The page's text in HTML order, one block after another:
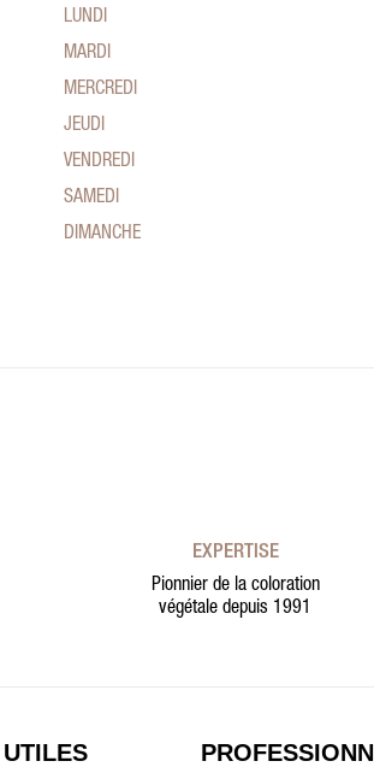
LUNDI
MARDI
MERCREDI
JEUDI
VENDREDI
SAMEDI
DIMANCHE
EXPERTISE
Pionnier de la coloration
végétale depuis 1991